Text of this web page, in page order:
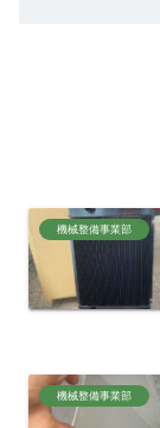
機械整備事業部
機械整備事業部